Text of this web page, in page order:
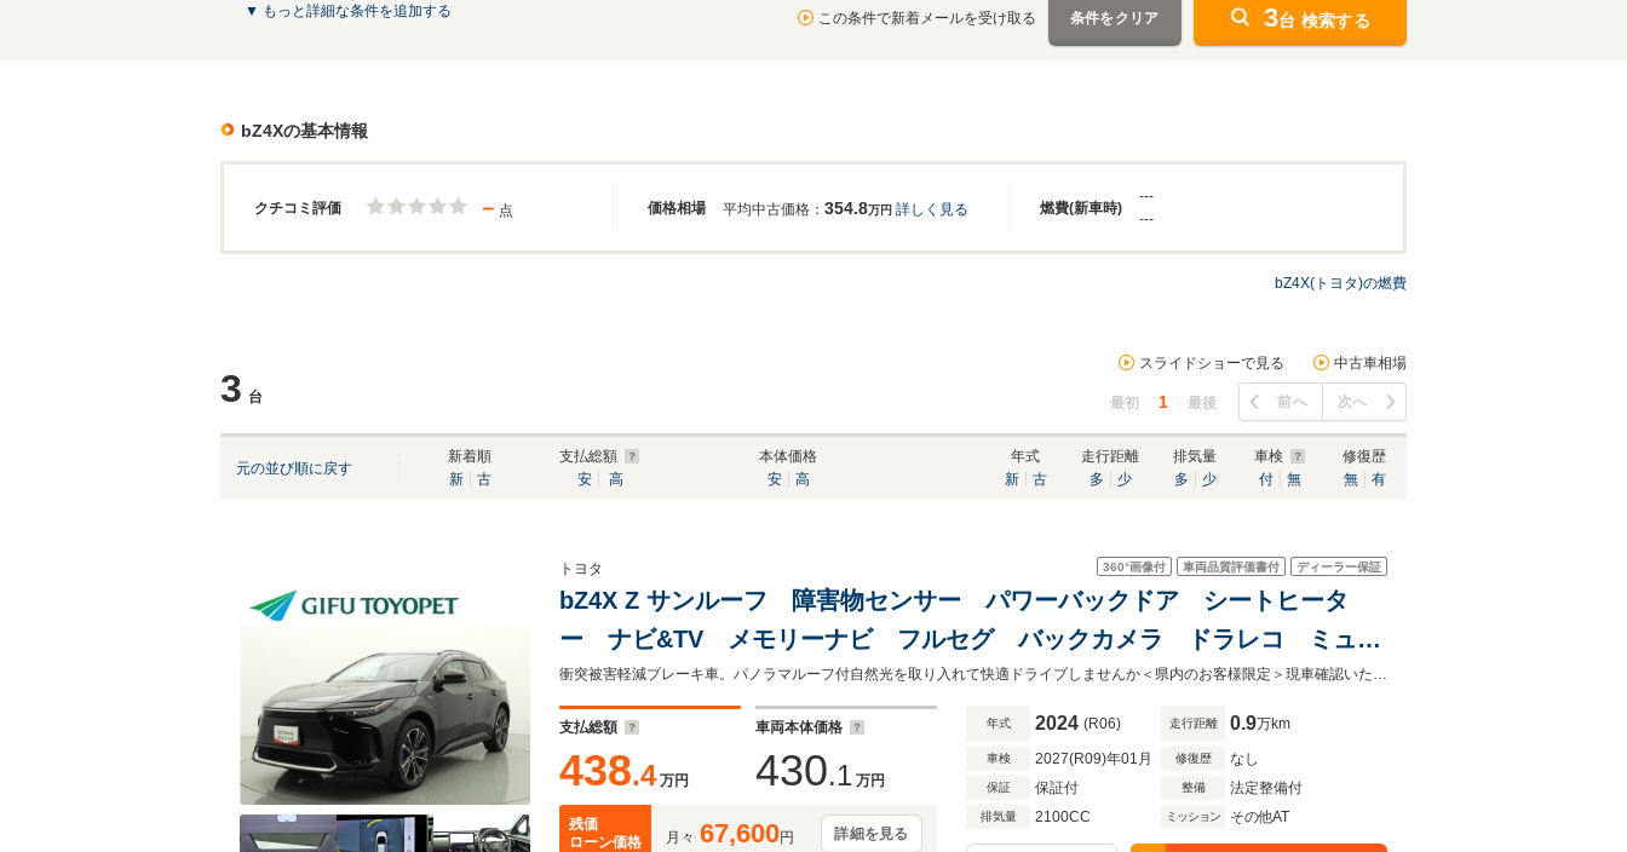
▼ もっと詳細な条件を追加する この条件で新着メールを受け取る 条件をクリア 3台 検索する
bZ4Xの基本情報
クチコミ評価 価格相場 燃費(新車時)
－ 点 平均中古価格： 354.8万円 詳しく見る
---
---
bZ4X(トヨタ)の燃費
3 台
スライドショーで見る 中古車相場
最初 1 最後 前へ 次へ
元の並び順に戻す
新着順
新
古
支払総額
安
高
本体価格
安
高
年式
新
古
走行距離
多
少
排気量
多
少
車検
付
無
修復歴
無
有
360°画像付 車両品質評価書付 ディーラー保証
トヨタ
bZ4X Z サンルーフ 障害物センサー パワーバックドア シートヒータ
ー ナビ&TV メモリーナビ フルセグ バックカメラ ドラレコ ミュー
ジックプレイヤー接続可 衝突被害軽減システム ETC 電動シート
衝突被害軽減ブレーキ車。パノラマルーフ付自然光を取り入れて快適ドライブしませんか＜県内のお客様限定＞現車確認いただける、岐阜県内販売・登録可能なお客様に限らさせて頂きます。
支払総額
438.4 万円
車両本体価格
430.1 万円
残価
ローン価格
月々 67,600円 詳細を見る
年式 2024 (R06) 走行距離 0.9万km
車検 2027(R09)年01月 修復歴 なし
保証 保証付 整備 法定整備付
排気量 2100CC ミッション その他AT